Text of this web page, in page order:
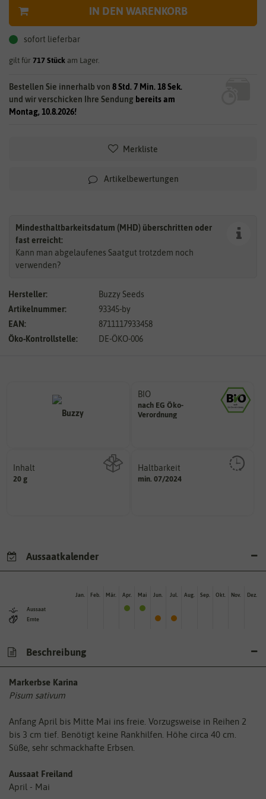
IN DEN WARENKORB
sofort lieferbar
gilt für 717 Stück am Lager.
Bestellen Sie innerhalb von 8 Std. 7 Min. 17 Sek.
und wir verschicken Ihre Sendung bereits am
Montag, 10.8.2026!
Merkliste
Artikelbewertungen
Mindesthaltbarkeitsdatum (MHD) überschritten oder
fast erreicht:
Kann man abgelaufenes Saatgut trotzdem noch
verwenden?
Hersteller:
Buzzy Seeds
Artikelnummer:
93345-by
EAN:
8711117933458
Öko-Kontrollstelle:
DE-ÖKO-006
BIO
nach EG Öko-
Verordnung
den Richtlinien der biologischen
Landwirtschaft arbeiten.
Inhalt
20 g
Haltbarkeit
min. 07/2024
und Pflanzgut sehr gut keimen
sollte.
Aussaatkalender
Aussaat
Ernte
Jan. Feb. Mär. Apr. Mai Jun. Jul. Aug. Sep. Okt. Nov. Dez.
Beschreibung
Markerbse Karina
Pisum sativum
Anfang April bis Mitte Mai ins freie. Vorzugsweise in Reihen 2
bis 3 cm tief. Benötigt keine Rankhilfen. Höhe circa 40 cm.
Süße, sehr schmackhafte Erbsen.
Aussaat Freiland
April - Mai